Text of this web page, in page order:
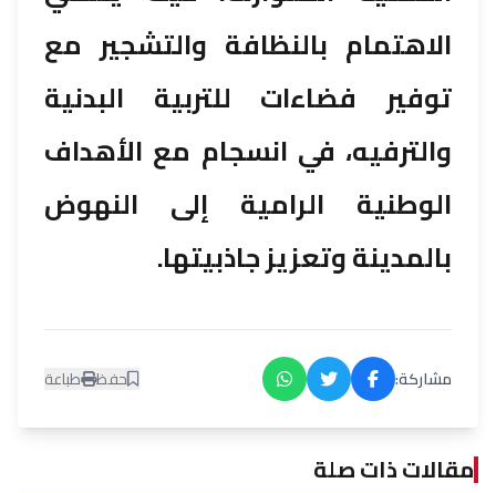
الاهتمام بالنظافة والتشجير مع
توفير فضاءات للتربية البدنية
والترفيه، في انسجام مع الأهداف
الوطنية الرامية إلى النهوض
بالمدينة وتعزيز جاذبيتها.
مشاركة: حفظ طباعة
مقالات ذات صلة